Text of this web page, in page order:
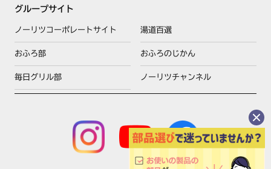
グループサイト
ノーリツコーポレートサイト 湯道百選
おふろ部 おふろのじかん
毎日グリル部 ノーリツチャンネル